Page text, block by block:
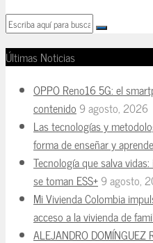
Últimas Noticias
OPPO Reno16 5G: el
contenido 9 agosto, 2026
Las tecnologías y
forma de enseñar y
Tecnología que salva
se toman ESS+9 agosto,
Mi Vivienda Colombia
acceso a la vivienda de
ALEJANDRO DOMÍNGUEZ